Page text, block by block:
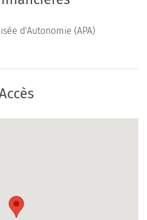
d'Autonomie (APA)